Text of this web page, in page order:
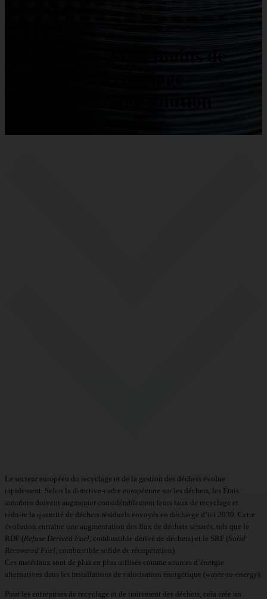
Plus de recyclage, moins de
Le secteur européen du recyclage et de la gestion des déchets évolue
rapidement. Selon la directive-cadre européenne sur les déchets, les États
membres doivent augmenter considérablement leurs taux de recyclage et
réduire la quantité de déchets résiduels envoyés en décharge d’ici 2030. Cette
évolution entraîne une augmentation des flux de déchets séparés, tels que le
RDF (Refuse Derived Fuel , combustible dérivé de déchets) et le SRF (Solid
Recovered Fuel , combustible solide de récupération).
Ces matériaux sont de plus en plus utilisés comme sources d’énergie
alternatives dans les installations de valorisation énergétique (waste-to-energy).
Pour les entreprises de recyclage et de traitement des déchets, cela crée un